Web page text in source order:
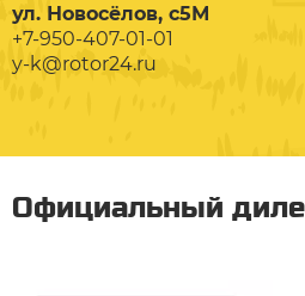
ул. Новосёлов, с5М
+7-950-407-01-01
y-k@rotor24.ru
Официальный